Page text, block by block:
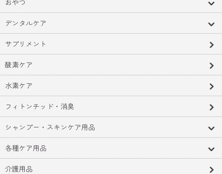
デンタルケア
サプリメント
酸素ケア
水素ケア
フィトンチッド・消臭
シャンプー・スキンケア用品
各種ケア用品
介護用品